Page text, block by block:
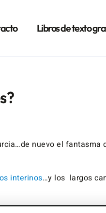
Libros de texto
nuevo el fantasma
interinos…y los largos